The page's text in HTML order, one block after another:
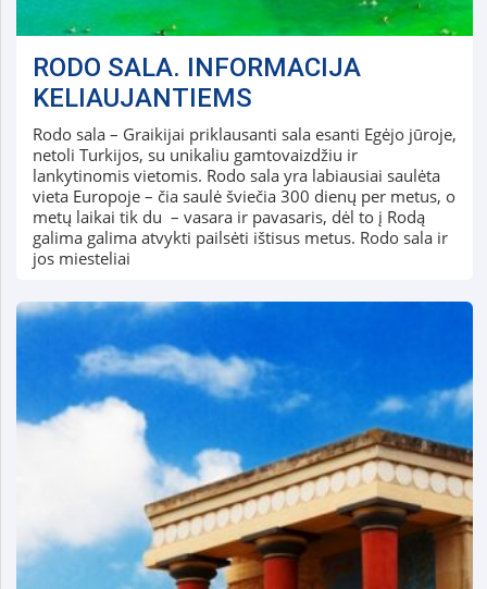
RODO SALA. INFORMACIJA
KELIAUJANTIEMS
Rodo sala – Graikijai priklausanti sala esanti Egėjo jūroje,
netoli Turkijos, su unikaliu gamtovaizdžiu ir
lankytinomis vietomis. Rodo sala yra labiausiai saulėta
vieta Europoje – čia saulė šviečia 300 dienų per metus, o
metų laikai tik du – vasara ir pavasaris, dėl to į Rodą
galima galima atvykti pailsėti ištisus metus. Rodo sala ir
jos miesteliai